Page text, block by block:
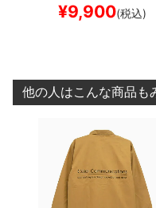
2 COACHCAMELスケ
¥9,900(税込)
他の人はこんな商品も